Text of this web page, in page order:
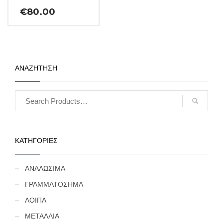
€80.00
ΑΝΑΖΗΤΗΣΗ
ΚΑΤΗΓΟΡΙΕΣ
ΑΝΑΛΩΣΙΜΑ
ΓΡΑΜΜΑΤΟΣΗΜΑ
ΛΟΙΠΑ
ΜΕΤΑΛΛΙΑ